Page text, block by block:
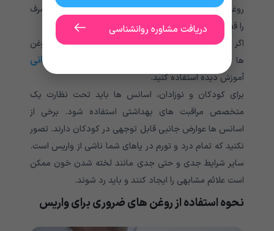
روغن های ضروری علائم واکنش آلرژیک را تجربه کردید، مصرف
را قطع کرده و با پزشک خود تماس بگیرید.
اگر باردار هستید یا در دوران شیردهی هستید، نباید این روغن
ها را بدون نظارت پزشک یا یک متخصص
رایحه درمانی
آموزش دیده استفاده کنید.
برای کودکان و نوزادان، اسانس ها باید تحت نظارت یک
متخصص مراقبت های بهداشتی استفاده شود. برخی از
اسانس ها عوارض جانبی قابل توجهی در کودکان دارند. تصور
نکنید که تمام درد و تورم در پاهای شما ناشی از واریس است.
سایر شرایط جدی و حتی جدی مانند لخته شدن خون ممکن
است علائم مشابهی را ایجاد کنند و باید رد شوند.
نحوه استفاده از روغن های ضروری برای واریس
دریافت مشاوره روانشناسی